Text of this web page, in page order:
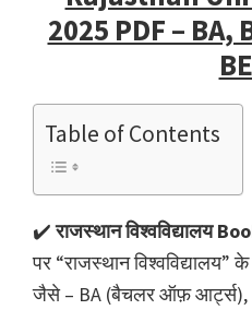
2025 PDF – BA,
Table of Contents
✔️राजस्थान विश्वविद्यालय
पर “राजस्थान विश्वविद्यालय”
जैसे – BA (बैचलर ऑफ़ आर्ट्स),